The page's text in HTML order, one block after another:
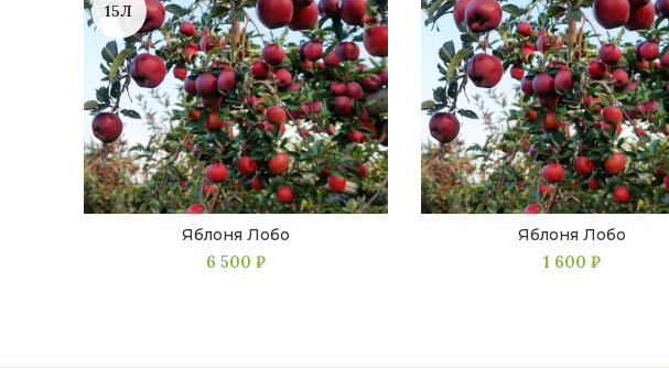
15Л
Яблоня Лобо
6 500 ₽
Яблоня Лобо
1 600₽